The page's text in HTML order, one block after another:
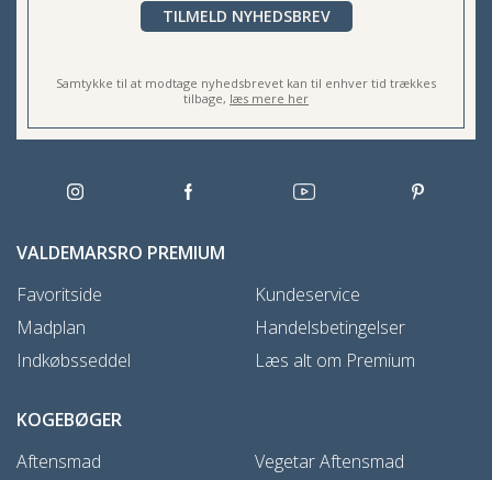
TILMELD NYHEDSBREV
Samtykke til at modtage nyhedsbrevet kan til enhver tid trækkes
tilbage, læs mere her
VALDEMARSRO PREMIUM
Favoritside
Madplan
Indkøbsseddel
Kundeservice
Handelsbetingelser
Læs alt om Premium
KOGEBØGER
Aftensmad
Vegetar Aftensmad